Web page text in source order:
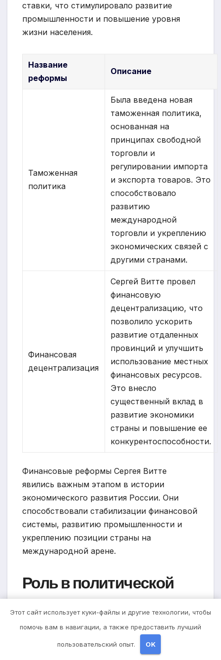
ставки, что стимулировало развитие
промышленности и повышение уровня
жизни населения.
Название
реформы
Описание
Таможенная
политика
Была введена новая
таможенная политика,
основанная на
принципах свободной
торговли и
регулировании импорта
и экспорта товаров. Это
способствовало
развитию
международной
торговли и укреплению
экономических связей с
другими странами.
Финансовая
децентрализация
Сергей Витте провел
финансовую
децентрализацию, что
позволило ускорить
развитие отдаленных
провинций и улучшить
использование местных
финансовых ресурсов.
Это внесло
существенный вклад в
развитие экономики
страны и повышение ее
конкурентоспособности.
Финансовые реформы Сергея Витте
явились важным этапом в истории
экономического развития России. Они
способствовали стабилизации финансовой
системы, развитию промышленности и
укреплению позиции страны на
международной арене.
Роль в политической
жизни страны
Сергей Витте был активным участником
переговоров по подписанию Пекинского
договора 1860 года, который закрепил
Этот сайт использует куки-файлы и другие технологии, чтобы
помочь вам в навигации, а также предоставить лучший
пользовательский опыт. OK